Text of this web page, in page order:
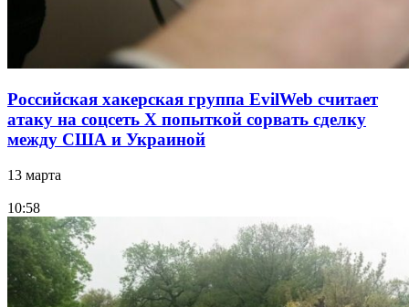
Российская хакерская группа EvilWeb считает
атаку на соцсеть Х попыткой сорвать сделку
между США и Украиной
13 марта
10:58